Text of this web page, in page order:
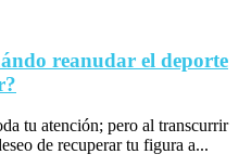
reanudar el deporte
tu atención; pero al transcurrir
de recuperar tu figura a...